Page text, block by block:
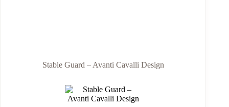
Stable Guard – Avanti Cavalli Design